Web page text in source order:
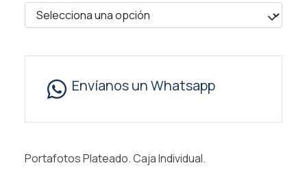
Envíanos un Whatsapp
Portafotos Plateado. Caja Individual.